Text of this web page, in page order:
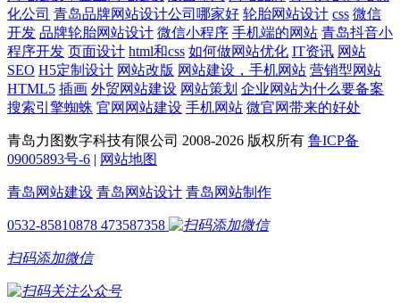
化公司 青岛品牌网站设计公司哪家好 轮胎网站设计 css 微信
开发 品牌轮胎网站设计 微信小程序 手机端的网站 青岛抖音小
程序开发 页面设计 html和css 如何做网站优化 IT资讯 网站
SEO H5定制设计 网站改版 网站建设，手机网站 营销型网站
HTML5 插画 外贸网站建设 网站策划 企业网站为什么要备案
搜索引擎蜘蛛 官网网站建设 手机网站 微官网带来的好处
青岛力图数字科技有限公司 2008-2026 版权所有 鲁ICP备
09005893号-6 | 网站地图
青岛网站建设 青岛网站设计 青岛网站制作
0532-85810878 473587358
扫码添加微信